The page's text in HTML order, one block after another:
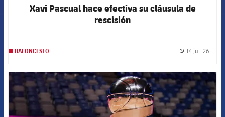
Xavi Pascual hace efectiva su cláusula de
rescisión
BALONCESTO 14 jul. 26
FCB Barcelona badge